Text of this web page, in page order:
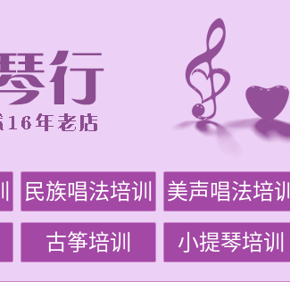
民族唱法培训 美声唱法培训
古筝培训 小提琴培训